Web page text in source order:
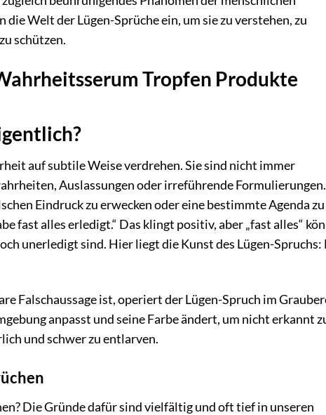
Welt der Lügen-Sprüche ein, um sie zu verstehen, zu
schützen.
Tropfen Produkte
auf subtile Weise verdrehen. Sie sind nicht immer
Auslassungen oder irreführende
Eindruck zu erwecken oder eine bestimmte Agenda zu
fast alles erledigt.“ Das klingt positiv, aber „fast alles“
unerledigt sind. Hier liegt die Kunst des Lügen-Spruchs:
Falschaussage ist, operiert der Lügen-Spruch im
anpasst und seine Farbe ändert, um nicht erkannt
und schwer zu entlarven.
Die Gründe dafür sind vielfältig und oft tief in unseren